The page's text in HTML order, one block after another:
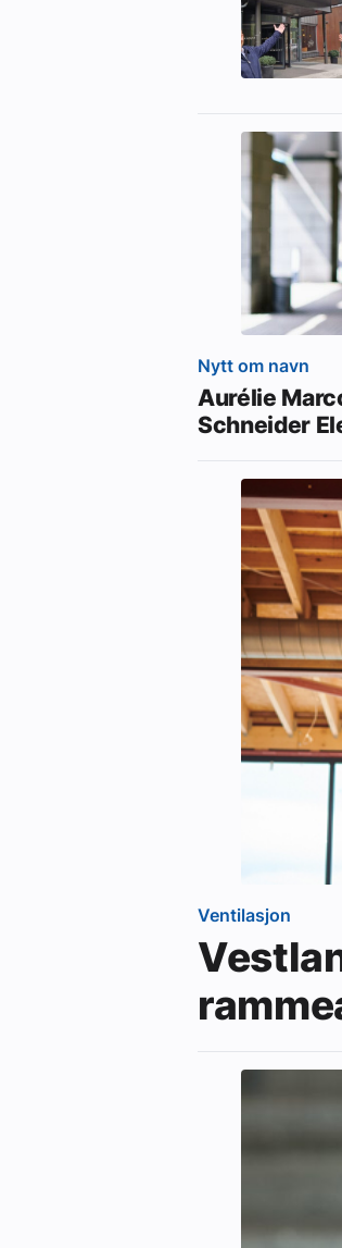
Nytt om navn
Aurélie
Schneider
Ventilasjon